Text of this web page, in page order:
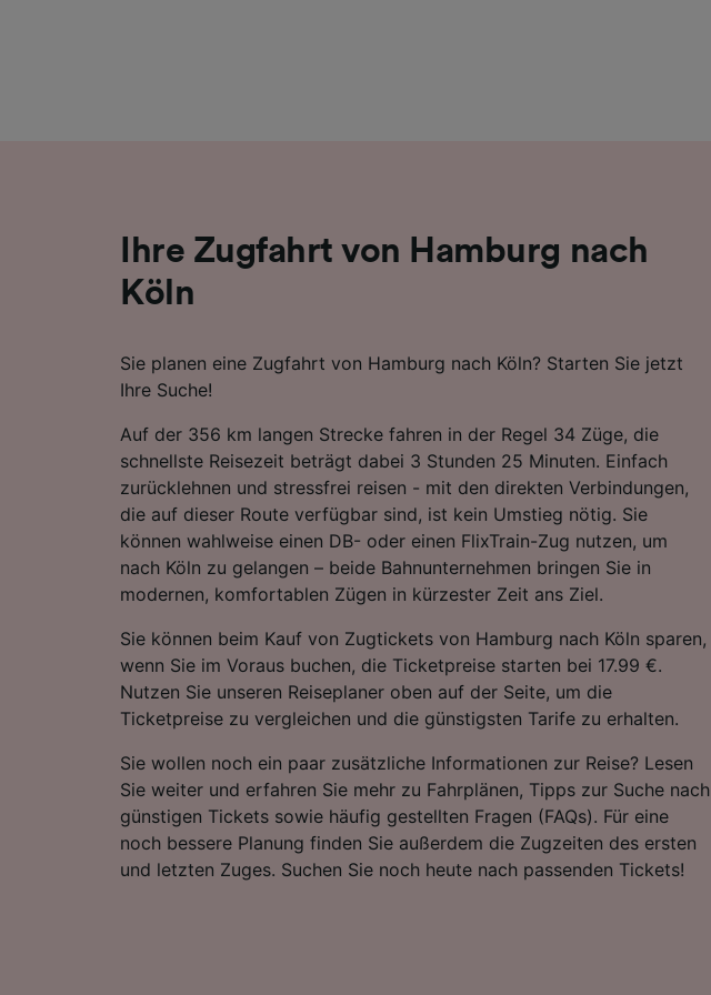
Ihre Zugfahrt von Hamburg nach
Köln
Sie planen eine Zugfahrt von Hamburg nach Köln? Starten Sie jetzt
Ihre Suche!
Auf der 356 km langen Strecke fahren in der Regel 34 Züge, die
schnellste Reisezeit beträgt dabei 3 Stunden 25 Minuten. Einfach
zurücklehnen und stressfrei reisen - mit den direkten Verbindungen,
die auf dieser Route verfügbar sind, ist kein Umstieg nötig. Sie
können wahlweise einen DB- oder einen FlixTrain-Zug nutzen, um
nach Köln zu gelangen – beide Bahnunternehmen bringen Sie in
modernen, komfortablen Zügen in kürzester Zeit ans Ziel.
Sie können beim Kauf von Zugtickets von Hamburg nach Köln sparen,
wenn Sie im Voraus buchen, die Ticketpreise starten bei 17.99 €.
Nutzen Sie unseren Reiseplaner oben auf der Seite, um die
Ticketpreise zu vergleichen und die günstigsten Tarife zu erhalten.
Sie wollen noch ein paar zusätzliche Informationen zur Reise? Lesen
Sie weiter und erfahren Sie mehr zu Fahrplänen, Tipps zur Suche nach
günstigen Tickets sowie häufig gestellten Fragen (FAQs). Für eine
noch bessere Planung finden Sie außerdem die Zugzeiten des ersten
und letzten Zuges. Suchen Sie noch heute nach passenden Tickets!